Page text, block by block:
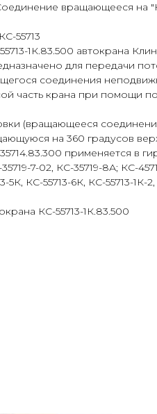
вращающееся на
55713
1К.83.500 автокрана
для передачи
соединения
часть крана при помощи
(вращающееся
на 360 градусов
применяется в
7-02, КС-35719-8А; КС-
5К, КС-55713-6К, КС-55713-
КС-55713-1К.83.500